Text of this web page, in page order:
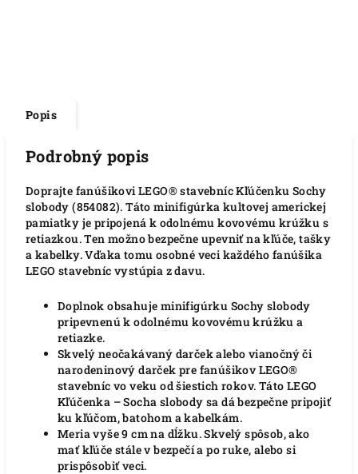
Popis
Podrobný popis
Doprajte fanúšikovi LEGO® stavebníc Kľúčenku Sochy
slobody (854082). Táto minifigúrka kultovej americkej
pamiatky je pripojená k odolnému kovovému krúžku s
retiazkou. Ten možno bezpečne upevniť na kľúče, tašky
a kabelky. Vďaka tomu osobné veci každého fanúšika
LEGO stavebníc vystúpia z davu.
Doplnok obsahuje minifigúrku Sochy slobody
pripevnenú k odolnému kovovému krúžku a
retiazke.
Skvelý neočakávaný darček alebo vianočný či
narodeninový darček pre fanúšikov LEGO®
stavebníc vo veku od šiestich rokov. Táto LEGO
Kľúčenka – Socha slobody sa dá bezpečne pripojiť
ku kľúčom, batohom a kabelkám.
Meria vyše 9 cm na dĺžku. Skvelý spôsob, ako
mať kľúče stále v bezpečí a po ruke, alebo si
prispôsobiť veci.